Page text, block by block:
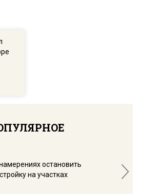
остановить
на участках